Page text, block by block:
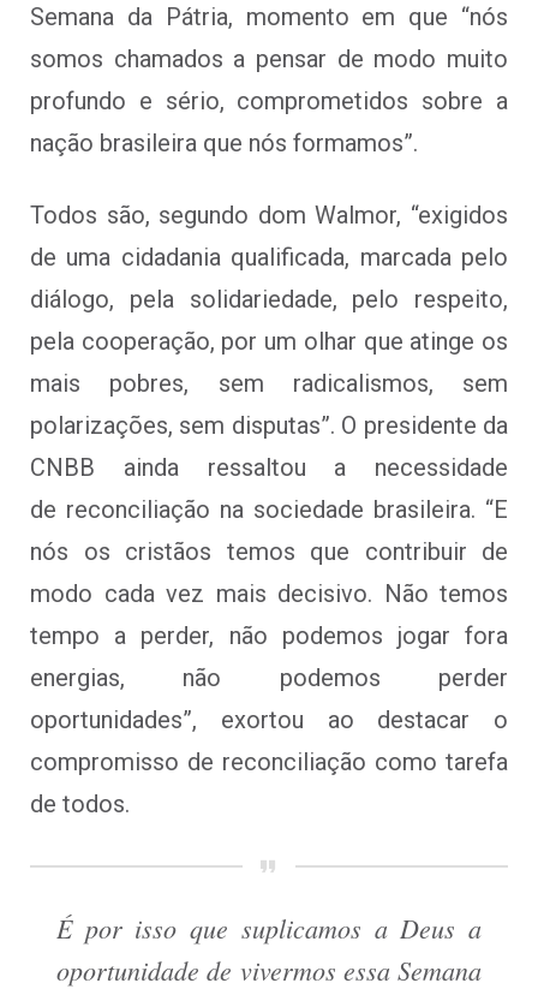
Semana da Pátria, momento em que “nós
somos chamados a pensar de modo muito
profundo e sério, comprometidos sobre a
nação brasileira que nós formamos”.
Todos são, segundo dom Walmor, “exigidos
de uma cidadania qualificada, marcada pelo
diálogo, pela solidariedade, pelo respeito,
pela cooperação, por um olhar que atinge os
mais pobres, sem radicalismos, sem
polarizações, sem disputas”. O presidente da
CNBB ainda ressaltou a necessidade
de reconciliação na sociedade brasileira. “E
nós os cristãos temos que contribuir de
modo cada vez mais decisivo. Não temos
tempo a perder, não podemos jogar fora
energias, não podemos perder
oportunidades”, exortou ao destacar o
compromisso de reconciliação como tarefa
de todos.
É por isso que suplicamos a Deus a
oportunidade de vivermos essa Semana